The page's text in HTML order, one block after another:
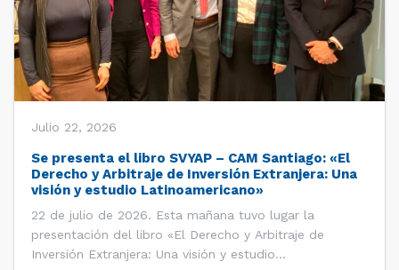
Julio 22, 2026
Se presenta el libro SVYAP – CAM Santiago: «El
Derecho y Arbitraje de Inversión Extranjera: Una
visión y estudio Latinoamericano»
22 de julio de 2026. Esta mañana tuvo lugar la
presentación del libro «El Derecho y Arbitraje de
Inversión Extranjera: Una visión y estudio